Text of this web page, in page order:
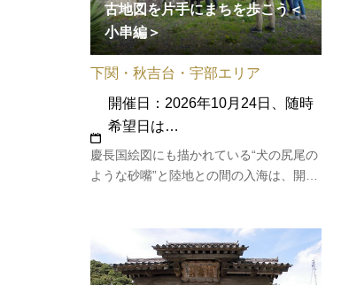
古地図を片手にまちを歩こう＜
小串編＞
慶長国絵図にも描かれている“犬の尻尾の
ような砂嘴”と陸地との間の入海は、開作
（現・真締川）も、砂の丘に阻まれ増水
すると氾濫していましたが、川の流れを
変えることで作物が…
下関・秋吉台・宇部エリア
開催日：2026年10月24日、随時
希望日は…